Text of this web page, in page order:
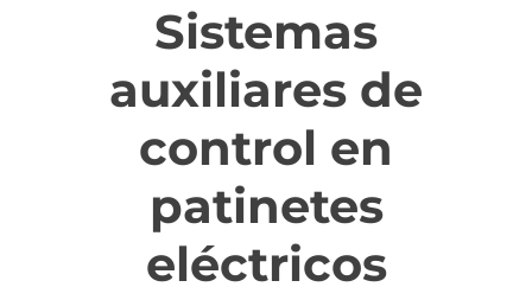
Sistemas
auxiliares de
control en
patinetes
eléctricos